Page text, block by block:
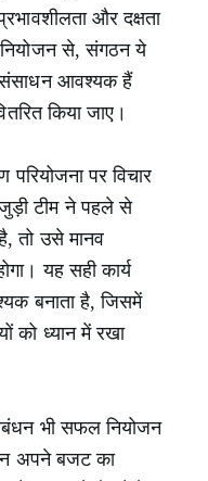
और दक्षता
से, संगठन ये
संसाधन आवश्यक हैं
किया जाए।
पर विचार
टीम ने पहले से
तो उसे मानव
यह सही कार्य
बनाता है, जिसमें
को ध्यान में रखा
भी सफल नियोजन
अपने बजट का